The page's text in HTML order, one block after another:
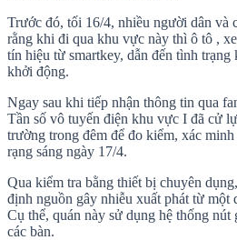
Trước đó, tối 16/4, nhiều người dân và
rằng khi đi qua khu vực này thì ô tô ,
tín hiệu từ smartkey, dẫn đến tình
khởi động.
Ngay sau khi tiếp nhận thông tin qua
Tần số vô tuyến điện khu vực I đã cử
trường trong đêm để đo kiểm, xác
rạng sáng ngày 17/4.
Qua kiểm tra bằng thiết bị chuyên
định nguồn gây nhiễu xuất phát từ một
Cụ thể, quán này sử dụng hệ thống
các bàn.